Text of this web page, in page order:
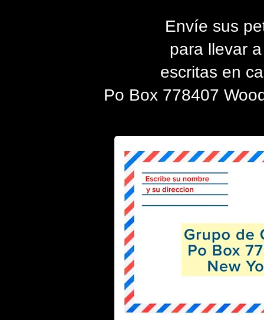
Envíe sus
para llevar
escritas en
Po Box 778407